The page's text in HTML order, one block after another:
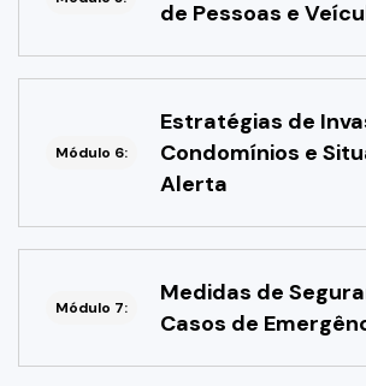
de Pessoas e
Módulo 6:
Estratégias de
Condomínios e
Alerta
Módulo 7:
Medidas de
Casos de